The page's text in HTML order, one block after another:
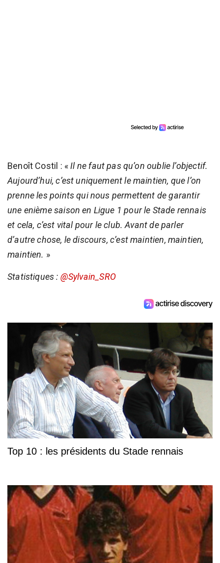
Benoît Costil : «Il ne faut pas qu’on oublie l’objectif.
Aujourd’hui, c’est uniquement le maintien, que l’on
prenne les points qui nous permettent de garantir
une enième saison en Ligue 1 pour le Stade rennais
et cela, c’est vital pour le club. Avant de parler
d’autre chose, le discours, c’est maintien, maintien,
maintien. »
Statistiques : @Sylvain_SRO
Top 10 : les présidents du Stade rennais